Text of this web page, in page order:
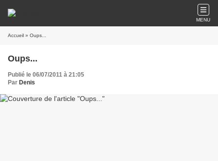
MENU
Accueil » Oups...
Oups...
Publié le 06/07/2011 à 21:05
Par Denis